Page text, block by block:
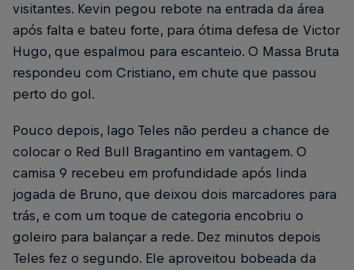
visitantes. Kevin pegou rebote na entrada da área
após falta e bateu forte, para ótima defesa de Victor
Hugo, que espalmou para escanteio. O Massa Bruta
respondeu com Cristiano, em chute que passou
perto do gol.
Pouco depois, Iago Teles não perdeu a chance de
colocar o Red Bull Bragantino em vantagem. O
camisa 9 recebeu em profundidade após linda
jogada de Bruno, que deixou dois marcadores para
trás, e com um toque de categoria encobriu o
goleiro para balançar a rede. Dez minutos depois
Teles fez o segundo. Ele aproveitou bobeada da